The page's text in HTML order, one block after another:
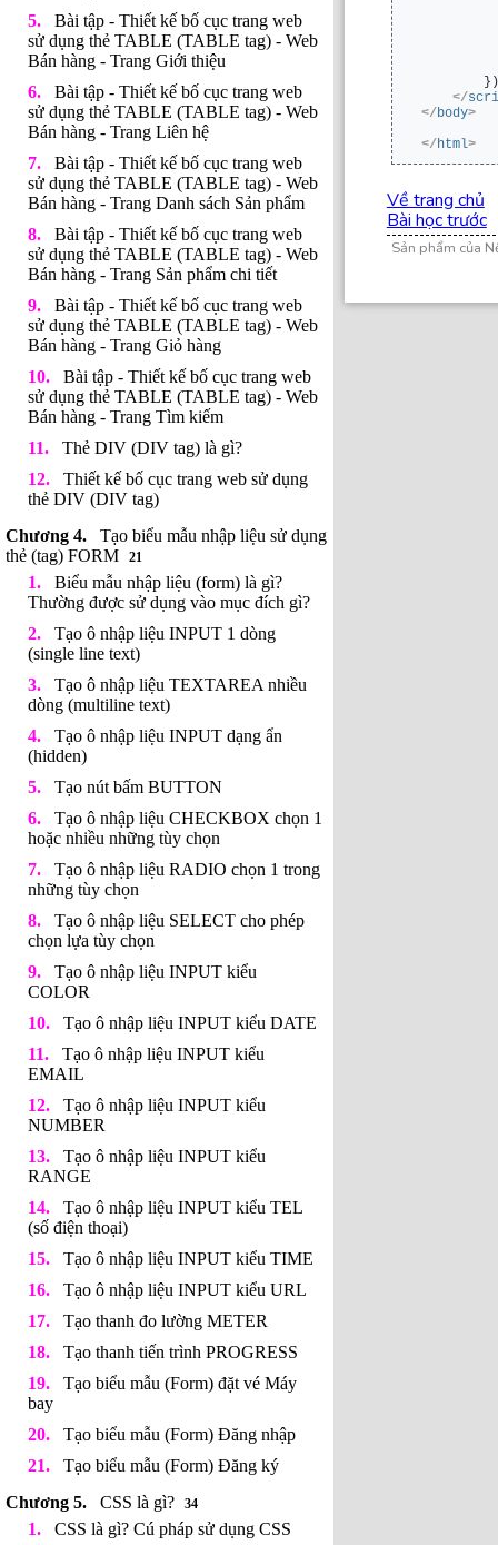
Bài tập - Thiết kế bố cục trang web
sử dụng thẻ TABLE (TABLE tag) - Web
Bán hàng - Trang Giới thiệu
Bài tập - Thiết kế bố cục trang web
sử dụng thẻ TABLE (TABLE tag) - Web
Bán hàng - Trang Liên hệ
Bài tập - Thiết kế bố cục trang web
sử dụng thẻ TABLE (TABLE tag) - Web
Bán hàng - Trang Danh sách Sản phẩm
Bài tập - Thiết kế bố cục trang web
sử dụng thẻ TABLE (TABLE tag) - Web
Bán hàng - Trang Sản phẩm chi tiết
Bài tập - Thiết kế bố cục trang web
sử dụng thẻ TABLE (TABLE tag) - Web
Bán hàng - Trang Giỏ hàng
Bài tập - Thiết kế bố cục trang web
sử dụng thẻ TABLE (TABLE tag) - Web
Bán hàng - Trang Tìm kiếm
Thẻ DIV (DIV tag) là gì?
Thiết kế bố cục trang web sử dụng
thẻ DIV (DIV tag)
Tạo biểu mẫu nhập liệu sử dụng
thẻ (tag) FORM
21
Biểu mẫu nhập liệu (form) là gì?
Thường được sử dụng vào mục đích gì?
Tạo ô nhập liệu INPUT 1 dòng
(single line text)
Tạo ô nhập liệu TEXTAREA nhiều
dòng (multiline text)
Tạo ô nhập liệu INPUT dạng ẩn
(hidden)
Tạo nút bấm BUTTON
Tạo ô nhập liệu CHECKBOX chọn 1
hoặc nhiều những tùy chọn
Tạo ô nhập liệu RADIO chọn 1 trong
những tùy chọn
Tạo ô nhập liệu SELECT cho phép
chọn lựa tùy chọn
Tạo ô nhập liệu INPUT kiểu
COLOR
Tạo ô nhập liệu INPUT kiểu DATE
Tạo ô nhập liệu INPUT kiểu
EMAIL
Tạo ô nhập liệu INPUT kiểu
NUMBER
Tạo ô nhập liệu INPUT kiểu
RANGE
Tạo ô nhập liệu INPUT kiểu TEL
(số điện thoại)
Tạo ô nhập liệu INPUT kiểu TIME
Tạo ô nhập liệu INPUT kiểu URL
Tạo thanh đo lường METER
Tạo thanh tiến trình PROGRESS
Tạo biểu mẫu (Form) đặt vé Máy
bay
Tạo biểu mẫu (Form) Đăng nhập
Tạo biểu mẫu (Form) Đăng ký
CSS là gì?
34
CSS là gì? Cú pháp sử dụng CSS
</
</body>
</html>
Về trang chủ
Bài học trước
Sản phẩm của